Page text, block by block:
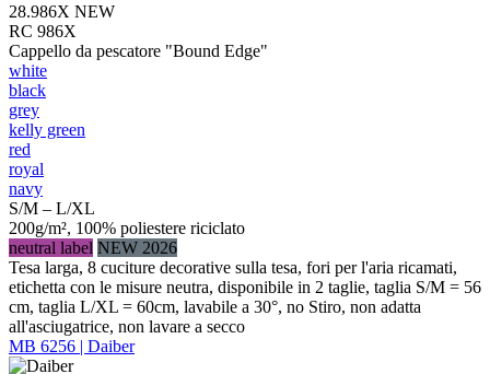
28.986X NEW
RC 986X
Cappello da pescatore "Bound Edge"
white
black
grey
kelly green
red
royal
navy
S/M – L/XL
200g/m², 100% poliestere riciclato
neutral label NEW 2026
Tesa larga, 8 cuciture decorative sulla tesa, fori per l'aria ricamati,
etichetta con le misure neutra, disponibile in 2 taglie, taglia S/M = 56
cm, taglia L/XL = 60cm, lavabile a 30°, no Stiro, non adatta
all'asciugatrice, non lavare a secco
MB 6256 | Daiber